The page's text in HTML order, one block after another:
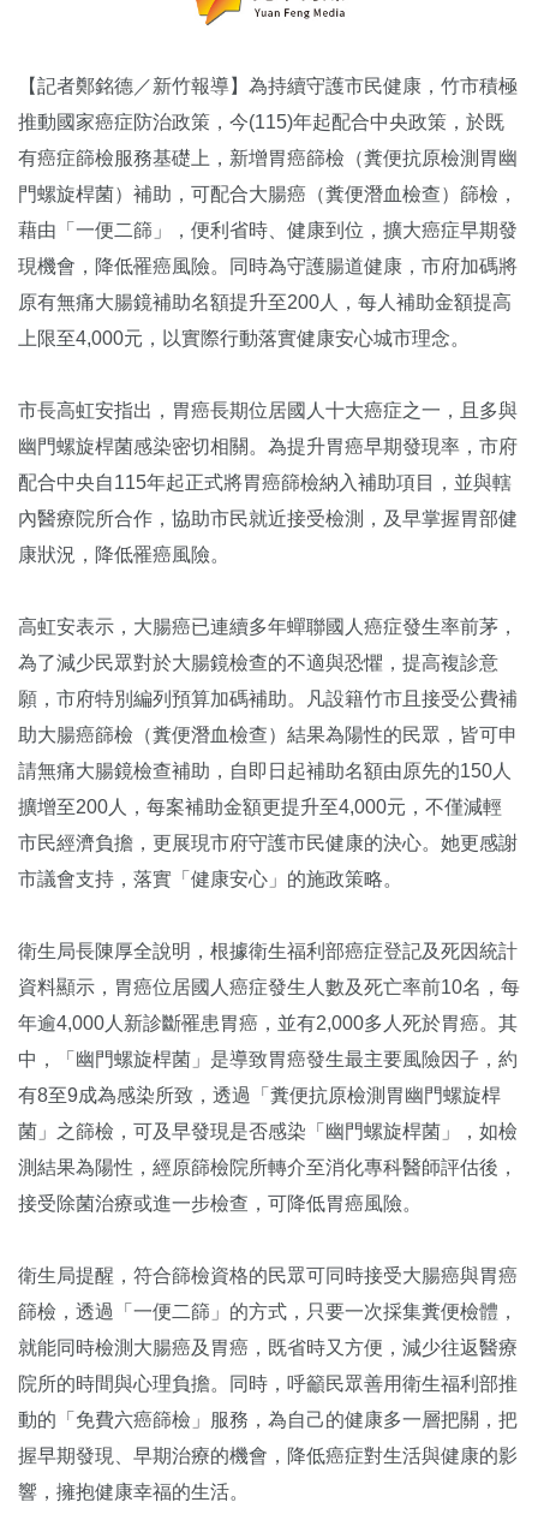
【記者鄭銘德／新竹報導】為持續守護市民健康，竹市積極
推動國家癌症防治政策，今(115)年起配合中央政策，於既
有癌症篩檢服務基礎上，新增胃癌篩檢（糞便抗原檢測胃幽
門螺旋桿菌）補助，可配合大腸癌（糞便潛血檢查）篩檢，
藉由「一便二篩」，便利省時、健康到位，擴大癌症早期發
現機會，降低罹癌風險。同時為守護腸道健康，市府加碼將
原有無痛大腸鏡補助名額提升至200人，每人補助金額提高
上限至4,000元，以實際行動落實健康安心城市理念。
市長高虹安指出，胃癌長期位居國人十大癌症之一，且多與
幽門螺旋桿菌感染密切相關。為提升胃癌早期發現率，市府
配合中央自115年起正式將胃癌篩檢納入補助項目，並與轄
內醫療院所合作，協助市民就近接受檢測，及早掌握胃部健
康狀況，降低罹癌風險。
高虹安表示，大腸癌已連續多年蟬聯國人癌症發生率前茅，
為了減少民眾對於大腸鏡檢查的不適與恐懼，提高複診意
願，市府特別編列預算加碼補助。凡設籍竹市且接受公費補
助大腸癌篩檢（糞便潛血檢查）結果為陽性的民眾，皆可申
請無痛大腸鏡檢查補助，自即日起補助名額由原先的150人
擴增至200人，每案補助金額更提升至4,000元，不僅減輕
市民經濟負擔，更展現市府守護市民健康的決心。她更感謝
市議會支持，落實「健康安心」的施政策略。
衛生局長陳厚全說明，根據衛生福利部癌症登記及死因統計
資料顯示，胃癌位居國人癌症發生人數及死亡率前10名，每
年逾4,000人新診斷罹患胃癌，並有2,000多人死於胃癌。其
中，「幽門螺旋桿菌」是導致胃癌發生最主要風險因子，約
有8至9成為感染所致，透過「糞便抗原檢測胃幽門螺旋桿
菌」之篩檢，可及早發現是否感染「幽門螺旋桿菌」，如檢
測結果為陽性，經原篩檢院所轉介至消化專科醫師評估後，
接受除菌治療或進一步檢查，可降低胃癌風險。
衛生局提醒，符合篩檢資格的民眾可同時接受大腸癌與胃癌
篩檢，透過「一便二篩」的方式，只要一次採集糞便檢體，
就能同時檢測大腸癌及胃癌，既省時又方便，減少往返醫療
院所的時間與心理負擔。同時，呼籲民眾善用衛生福利部推
動的「免費六癌篩檢」服務，為自己的健康多一層把關，把
握早期發現、早期治療的機會，降低癌症對生活與健康的影
響，擁抱健康幸福的生活。